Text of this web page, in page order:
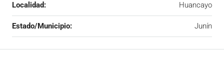
Localidad: Huancayo
Estado/Municipio: Junín